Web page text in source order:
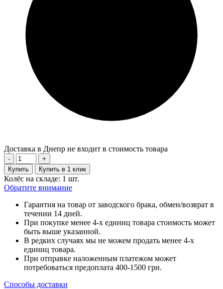
Доставка в Днепр не входит в стоимость товара
-
+
Купить
Купить в 1 клик
Колёс на складе: 1 шт.
Обратите внимание
Гарантия на товар от заводского брака, обмен/возврат в
течении 14 дней.
При покупке менее 4-х единиц товара стоимость может
быть выше указанной.
В редких случаях мы не можем продать менее 4-х
единиц товара.
При отправке наложенным платежом может
потребоваться предоплата 400-1500 грн.
Способы доставки